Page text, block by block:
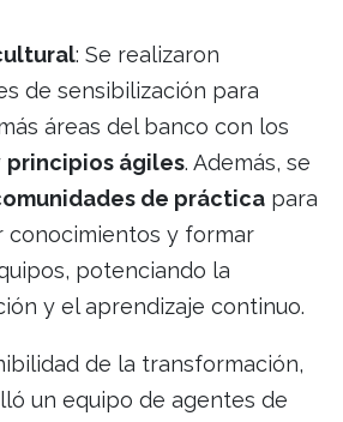
: Se realizaron
de sensibilización para
áreas del banco con los
principios ágiles. Además, se
de prácticapara
conocimientos y formar
potenciando la
y el aprendizaje continuo.
de la transformación,
un equipo de agentes de